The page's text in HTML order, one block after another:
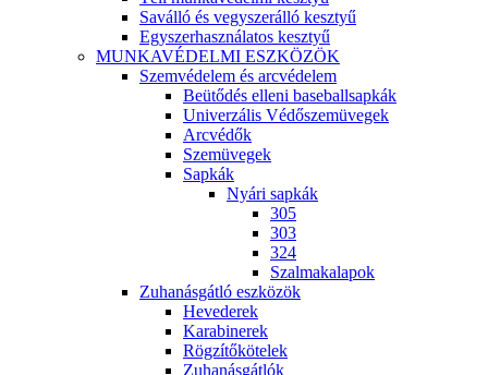
Saválló és vegyszerálló kesztyű
Egyszerhasználatos kesztyű
MUNKAVÉDELMI ESZKÖZÖK
Szemvédelem és arcvédelem
Beütődés elleni baseballsapkák
Univerzális Védőszemüvegek
Arcvédők
Szemüvegek
Sapkák
Nyári sapkák
305
303
324
Szalmakalapok
Zuhanásgátló eszközök
Hevederek
Karabinerek
Rögzítőkötelek
Zuhanásgátlók